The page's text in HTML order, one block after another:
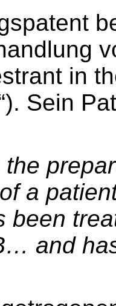
in
Sein
a
been
and